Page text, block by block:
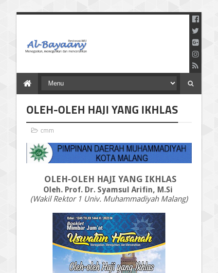
dan Mencerahkan
OLEH-OLEH HAJI YANG IKHLAS
cmm
OLEH-OLEH HAJI YANG IKHLAS
Oleh. Prof. Dr. Syamsul Arifin, M.Si
(Wakil Rektor 1 Univ. Muhammadiyah Malang)